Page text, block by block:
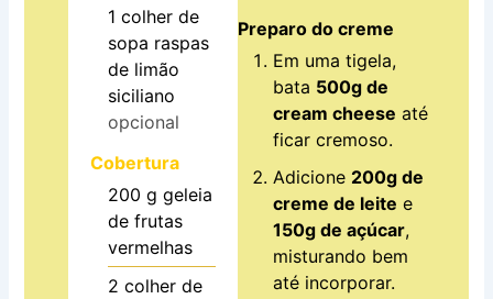
1 colher de
sopa raspas
de limão
siciliano
opcional
Cobertura
200 g geleia
de frutas
vermelhas
2 colher de
Preparo do creme
Em uma tigela,
bata 500g de
cream cheese até
ficar cremoso.
Adicione 200g de
creme de leite e
150g de açúcar,
misturando bem
até incorporar.